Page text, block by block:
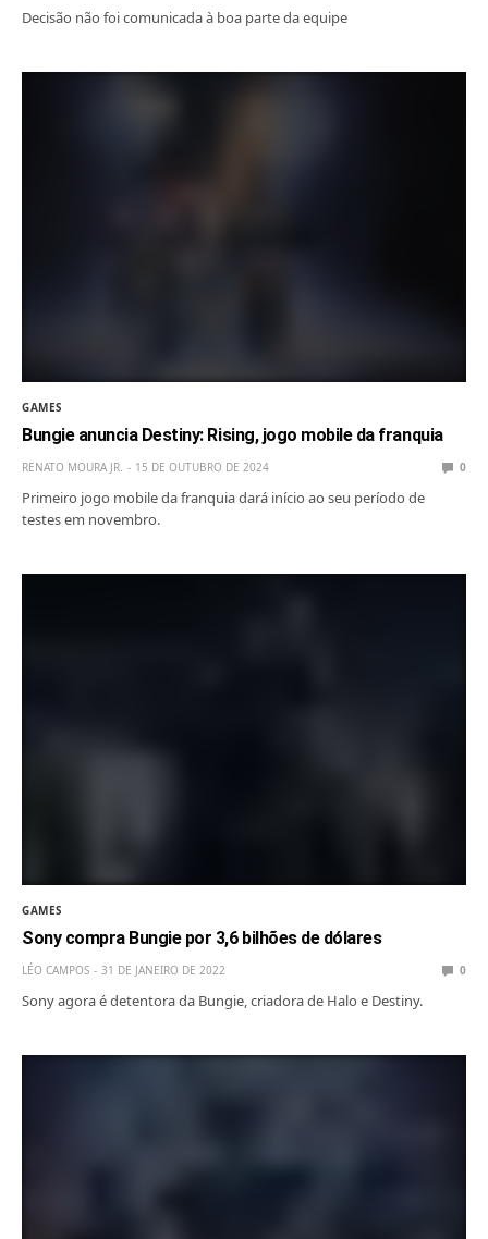
Decisão não foi comunicada à boa parte da equipe
GAMES
Bungie anuncia Destiny: Rising, jogo mobile da franquia
RENATO MOURA JR. 15 DE OUTUBRO DE 2024 0
Primeiro jogo mobile da franquia dará início ao seu período de
testes em novembro.
GAMES
Sony compra Bungie por 3,6 bilhões de dólares
LÉO CAMPOS 31 DE JANEIRO DE 2022 0
Sony agora é detentora da Bungie, criadora de Halo e Destiny.